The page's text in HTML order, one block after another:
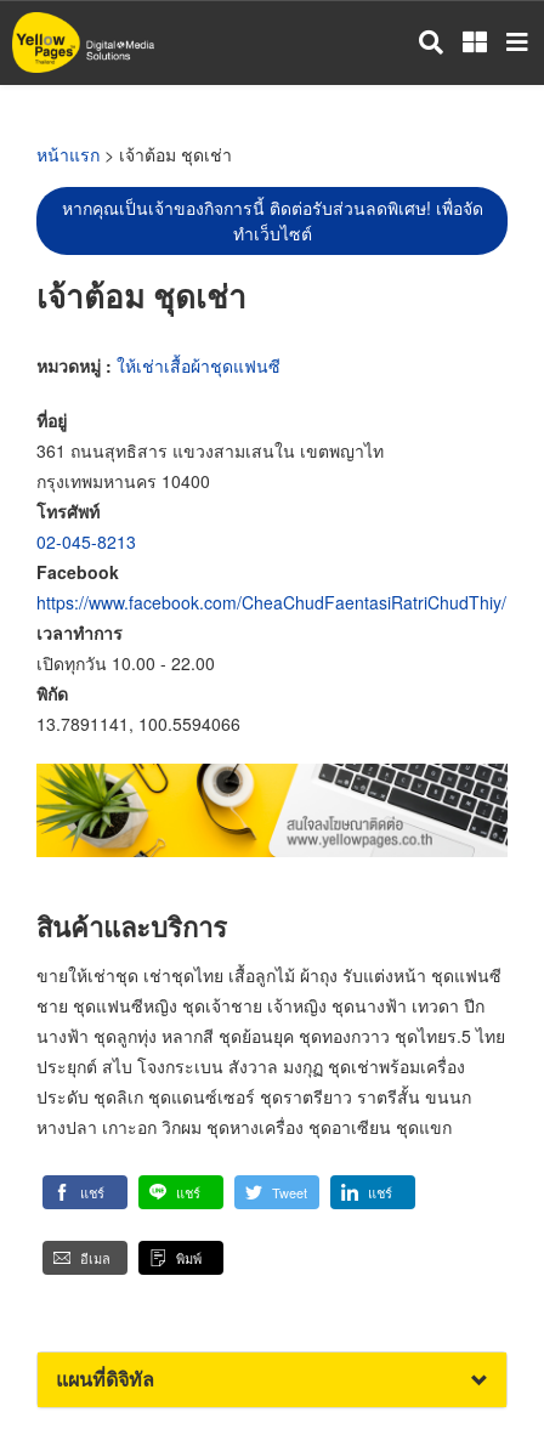
ข้าม
ไป
หน้าแรก > เจ้าต้อม ชุดเช่า
หากคุณเป็นเจ้าของกิจการนี้ ติดต่อรับส่วนลดพิเศษ! เพื่อจัด
ทำเว็บไซต์
เจ้าต้อม ชุดเช่า
หมวดหมู่ : ให้เช่าเสื้อผ้าชุดแฟนซี
ที่อยู่
361 ถนนสุทธิสาร แขวงสามเสนใน เขตพญาไท
กรุงเทพมหานคร 10400
โทรศัพท์
02-045-8213
Facebook
https://www.facebook.com/CheaChudFaentasiRatriChudThiy/
เวลาทำการ
เปิดทุกวัน 10.00 - 22.00
พิกัด
13.7891141, 100.5594066
สินค้าและบริการ
ขายให้เช่าชุด เช่าชุดไทย เสื้อลูกไม้ ผ้าถุง รับแต่งหน้า ชุดแฟนซี
ชาย ชุดแฟนซีหญิง ชุดเจ้าชาย เจ้าหญิง ชุดนางฟ้า เทวดา ปีก
นางฟ้า ชุดลูกทุ่ง หลากสี ชุดย้อนยุค ชุดทองกวาว ชุดไทยร.5 ไทย
ประยุกต์ สไบ โจงกระเบน สังวาล มงกุฏ ชุดเช่าพร้อมเครื่อง
ประดับ ชุดลิเก ชุดแดนซ์เซอร์ ชุดราตรียาว ราตรีสั้น ขนนก
หางปลา เกาะอก วิกผม ชุดหางเครื่อง ชุดอาเซียน ชุดแขก
แชร์ แชร์ Tweet แชร์
อีเมล พิมพ์
แผนที่ดิจิทัล